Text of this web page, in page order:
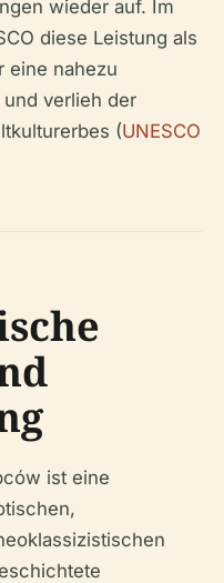
wieder auf. Im
diese Leistung als
eine nahezu
verlieh der
(UNESCO
ist eine